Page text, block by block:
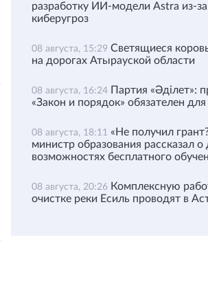
разработку ИИ-модели Astra из-
киберугроз
08 августа, 15:29 Светящиеся
на дорогах Атырауской области
08 августа, 16:24 Партия «Әділет»:
«Закон и порядок» обязателен для
08 августа, 18:11 «Не получил
министр образования рассказал о
возможностях бесплатного
08 августа, 20:26 Комплексную
очистке реки Есиль проводят в